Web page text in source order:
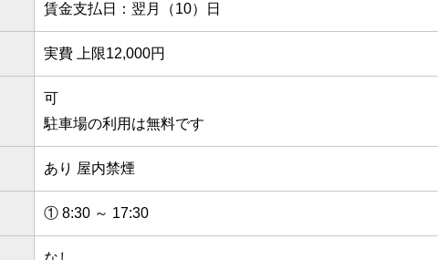
賃金支払日：翌月（10）日
実費 上限12,000円
可
駐車場の利用は無料です
あり 屋内禁煙
① 8:30 ～ 17:30